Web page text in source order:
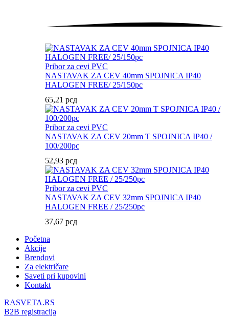
Pribor za cevi PVC
NASTAVAK ZA CEV 40mm SPOJNICA IP40
HALOGEN FREE/ 25/150pc
65,21 рсд
Pribor za cevi PVC
NASTAVAK ZA CEV 20mm T SPOJNICA IP40 /
100/200pc
52,93 рсд
Pribor za cevi PVC
NASTAVAK ZA CEV 32mm SPOJNICA IP40
HALOGEN FREE / 25/250pc
37,67 рсд
Početna
Akcije
Brendovi
Za električare
Saveti pri kupovini
Kontakt
RASVETA.RS
B2B registracija